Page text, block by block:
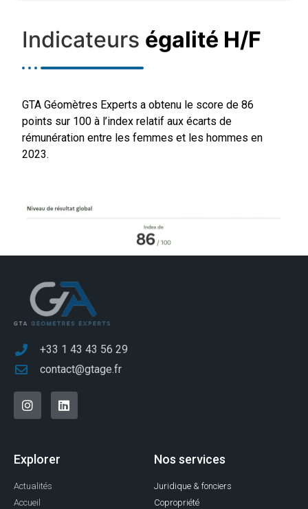
Indicateurs égalité H/F
GTA Géomètres Experts a obtenu le score de 86
points sur 100 à l’index relatif aux écarts de
rémunération entre les femmes et les hommes en
2023.
+33 1 43 43 56 29
contact@gtage.fr
Explorer
Actualités
Accueil
Nos services
Juridique & fonciers
Copropriété